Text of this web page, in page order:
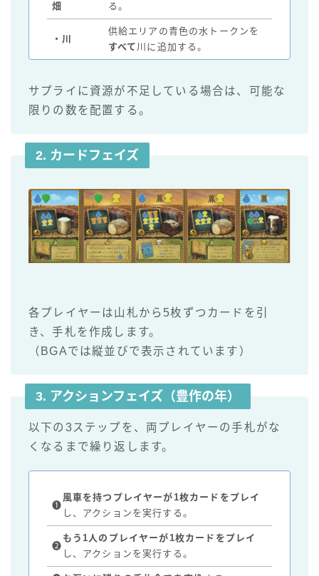
畑
る。
・川
供給エリアの青色の水トークンを
すべて 川に追加する。
サプライに資源が不足している場合は、可能な
限りの数を配置する。
2. カード フェイズ
各プレイヤーは山札から5枚ずつカードを引
き、手札を作成します。
（BGAでは縦並びで表示されています）
3. アクションフェイズ （豊作の年）
以下の3ステップを、両プレイヤーの手札がな
くなるまで繰り返します。
❶
風車を持つプレイヤーが1枚カードをプレイ
し、アクションを実行する。
❷
もう1人のプレイヤーが1枚カードをプレイ
し、アクションを実行する。